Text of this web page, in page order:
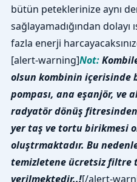
bütün peteklerinize aynı
sağlayamadığından dolayı
fazla enerji
[alert-warning]Not:
olsun kombinin içerisinde
pompası, ana eşanjör, ve
radyatör dönüş
yer taş ve tortu birikmesi
oluştrmaktadır. Bu
temizletene ücretsiz filtre
verilmektedir..![/alert-